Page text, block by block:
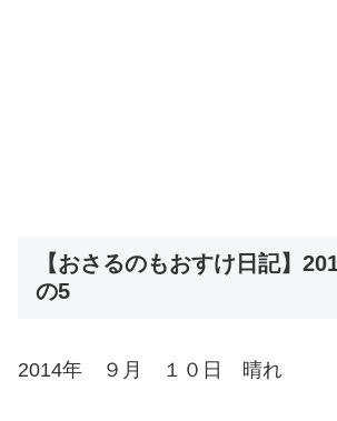
【おさるのもおすけ日記】
の5
2014年 ９月 １０日 晴れ